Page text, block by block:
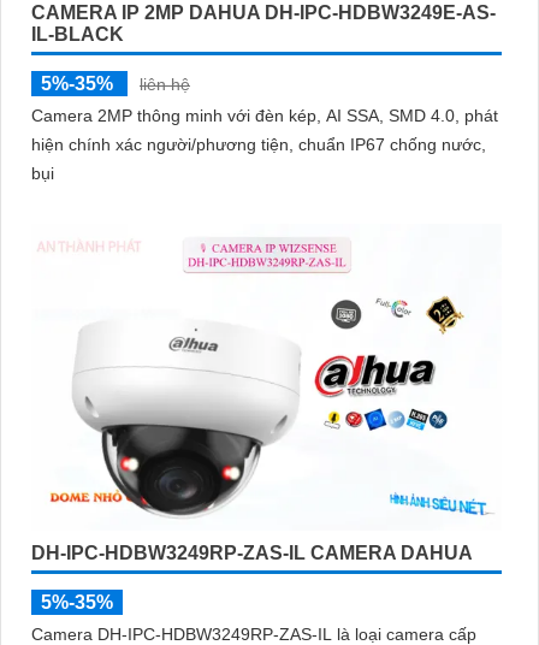
CAMERA IP 2MP DAHUA DH-IPC-HDBW3249E-AS-
IL-BLACK
5%-35%
liên hệ
Camera 2MP thông minh với đèn kép, AI SSA, SMD 4.0, phát
hiện chính xác người/phương tiện, chuẩn IP67 chống nước,
bụi
DH-IPC-HDBW3249RP-ZAS-IL CAMERA DAHUA
5%-35%
Camera DH-IPC-HDBW3249RP-ZAS-IL là loại camera cấp